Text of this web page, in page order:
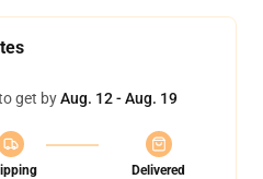
get byAug. 12 - Aug. 19
Delivered